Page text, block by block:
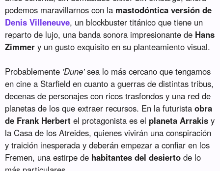
podemos maravillarnos con la mastodóntica versión de
Denis Villeneuve, un blockbuster titánico que tiene un
reparto de lujo, una banda sonora impresionante de Hans
Zimmer y un gusto exquisito en su planteamiento visual.
Probablemente 'Dune'sea lo más cercano que tengamos
en cine a Starfield en cuanto a guerras de distintas tribus,
decenas de personajes con ricos trasfondos y una red de
planetas de los que extraer recursos. En la futuristaobra
de Frank Herbert el protagonista es el planeta Arrakis y
la Casa de los Atreides, quienes vivirán una conspiración
y traición inesperada y deberán empezar a confiar en los
Fremen, una estirpe de habitantes del desierto de lo